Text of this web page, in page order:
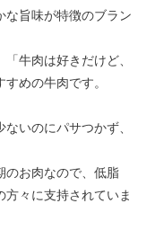
な旨味が特徴のブラン
牛肉は好きだけど、
めの牛肉です。
いのにパサつかず、
のお肉なので、低脂
々に支持されていま